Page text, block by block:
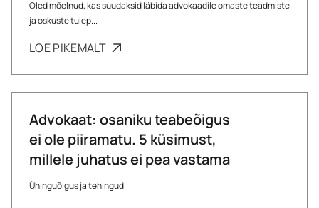
Oled mõelnud, kas suudaksid läbida advokaadile omaste teadmiste
ja oskuste tulep...
LOE PIKEMALT
Advokaat: osaniku teabeõigus
ei ole piiramatu. 5 küsimust,
millele juhatus ei pea vastama
Ühinguõigus ja tehingud